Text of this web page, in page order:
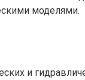
моделями.
и